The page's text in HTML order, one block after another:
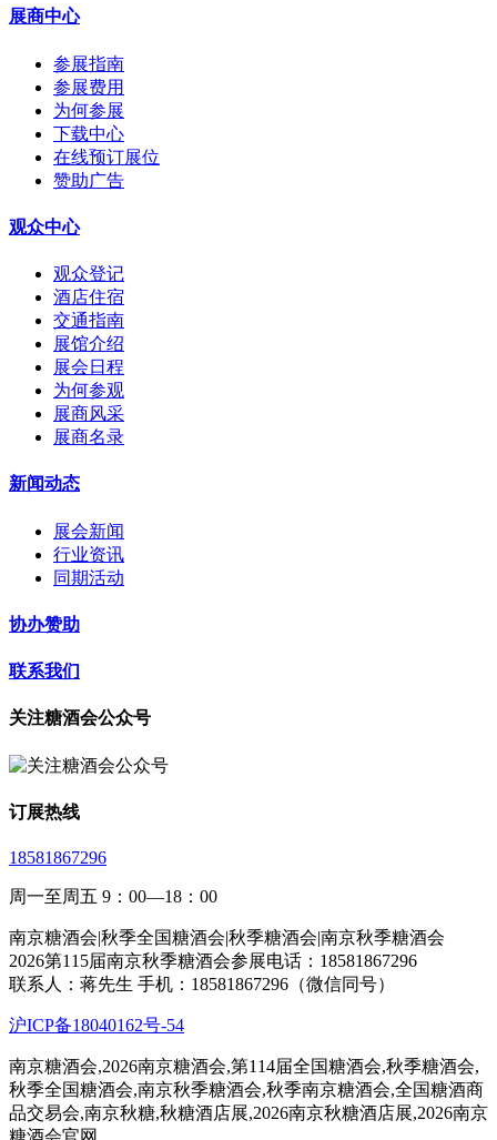
展商中心
参展指南
参展费用
为何参展
下载中心
在线预订展位
赞助广告
观众中心
观众登记
酒店住宿
交通指南
展馆介绍
展会日程
为何参观
展商风采
展商名录
新闻动态
展会新闻
行业资讯
同期活动
协办赞助
联系我们
关注糖酒会公众号
订展热线
18581867296
周一至周五 9：00—18：00
南京糖酒会|秋季全国糖酒会|秋季糖酒会|南京秋季糖酒会
2026第115届南京秋季糖酒会参展电话：18581867296
联系人：蒋先生 手机：18581867296（微信同号）
沪ICP备18040162号-54
南京糖酒会,2026南京糖酒会,第114届全国糖酒会,秋季糖酒会,
秋季全国糖酒会,南京秋季糖酒会,秋季南京糖酒会,全国糖酒商
品交易会,南京秋糖,秋糖酒店展,2026南京秋糖酒店展,2026南京